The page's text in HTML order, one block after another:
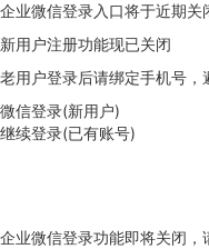
企业微信登录入口将于近期关
新用户注册功能现已关闭
老用户登录后请绑定手机号，
微信登录(新用户)
继续登录(已有账号)
企业微信登录功能即将关闭